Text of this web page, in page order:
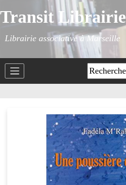
Transit Librairie
Librairie associative à Marseille